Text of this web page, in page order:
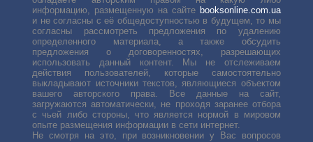
информацию, размещенную на сайте booksonline.com.ua
и не согласны с её общедоступностью в будущем, то мы
согласны рассмотреть предложения по удалению
определенного материала, а также обсудить
предложения о договоренностях, разрешающих
использовать данный контент. Мы не отслеживаем
действия пользователей, которые самостоятельно
выкладывают источники текстов, являющиеся объектом
вашего авторского права. Все данные на сайт,
загружаются автоматически, не проходя заранее отбора
с чьей либо стороны, что является нормой в мировом
опыте размещения информации в сети интернет.
Не смотря на это, при возникновении у Вас вопросов